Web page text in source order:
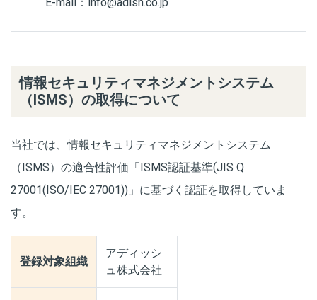
情報セキュリティマネジメントシステム
（ISMS）の取得について
当社では、情報セキュリティマネジメントシステム
（ISMS）の適合性評価「ISMS認証基準(JIS Q
27001(ISO/IEC 27001))」に基づく認証を取得していま
す。
登録対象組織
アディッシ
ュ株式会社